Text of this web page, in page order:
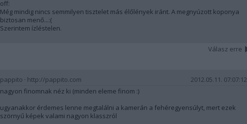
off:
Még mindig nincs semmilyen tisztelet más élőlények iránt. A megnyúzott koponya
biztosan menő...:(
Szerintem ízléstelen.
Válasz erre
pappito · http://pappito.com
2012.05.11. 07:07:12
nagyon finomnak néz ki (minden eleme finom :)
ugyanakkor érdemes lenne megtalálni a kamerán a fehéregyensúlyt, mert ezek
szörnyű képek valami nagyon klasszról